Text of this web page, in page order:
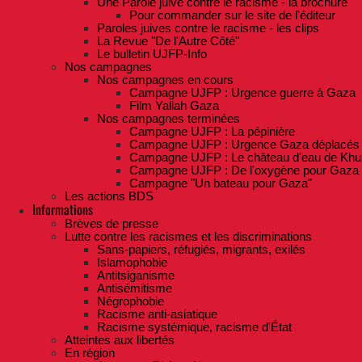
Pour commander sur le site de l'éditeur
Paroles juives contre le racisme - les clips
La Revue "De l'Autre Côté"
Le bulletin UJFP-Info
Nos campagnes
Nos campagnes en cours
Campagne UJFP : Urgence guerre à Gaza
Film Yallah Gaza
Nos campagnes terminées
Campagne UJFP : La pépinière
Campagne UJFP : Urgence Gaza déplacés
Campagne UJFP : Le château d'eau de
Campagne UJFP : De l'oxygène pour Gaza
Campagne "Un bateau pour Gaza"
Les actions BDS
Informations
Brèves de presse
Lutte contre les racismes et les discriminations
Sans-papiers, réfugiés, migrants, exilés
Islamophobie
Antitsiganisme
Antisémitisme
Négrophobie
Racisme anti-asiatique
Racisme systémique, racisme d'État
Atteintes aux libertés
En région